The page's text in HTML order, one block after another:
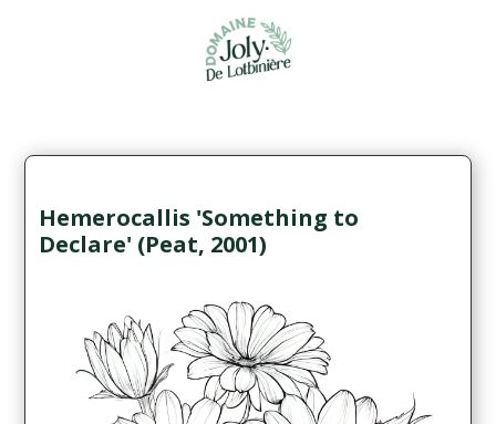
Hemerocallis 'Something to
Declare' (Peat, 2001)